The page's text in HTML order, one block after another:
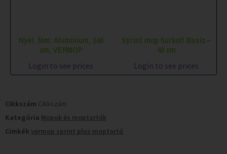
Nyél, fém: Alumínium, 140
cm, VERMOP
Login to see prices
Sprint mop hurkolt Basic –
40 cm
Login to see prices
Cikkszám Cikkszám
Kategória Mopok és moptartók
Cimkék vermop sprint plus moptartó